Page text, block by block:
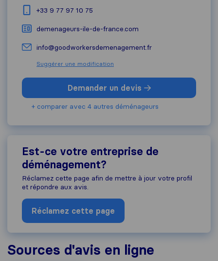
+33 9 77 97 10 75
demenageurs-ile-de-france.com
info@goodworkersdemenagement.fr
Suggérer une modification
Demander un devis
+ comparer avec 4 autres déménageurs
Est-ce votre entreprise de
déménagement?
Réclamez cette page afin de mettre à jour votre profil
et répondre aux avis.
Réclamez cette page
Sources d'avis en ligne